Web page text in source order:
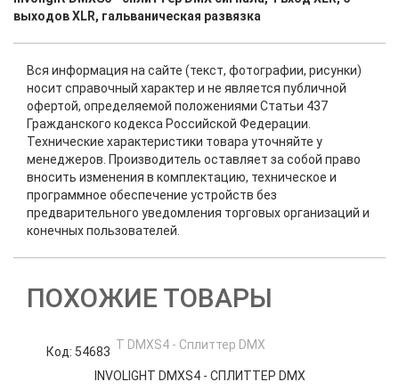
выходов XLR, гальваническая развязка
Вся информация на сайте (текст, фотографии, рисунки)
носит справочный характер и не является публичной
офертой, определяемой положениями Статьи 437
Гражданского кодекса Российской Федерации.
Технические характеристики товара уточняйте у
менеджеров. Производитель оставляет за собой право
вносить изменения в комплектацию, техническое и
программное обеспечение устройств без
предварительного уведомления торговых организаций и
конечных пользователей.
ПОХОЖИЕ ТОВАРЫ
Код: 54683
INVOLIGHT DMXS4 - СПЛИТТЕР DMX